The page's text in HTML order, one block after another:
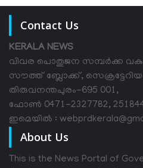
Contact Us
KERALA NEWS
വിവര പൊതുജന സമ്പര്‍ക്ക
സൗത്ത് ബ്ലോക്ക്,
തിരുവനന്തപുരം-695 001,
ഫോൺ 0471-2327782,
ഇമെയിൽ :
About Us
This is the News Portal of